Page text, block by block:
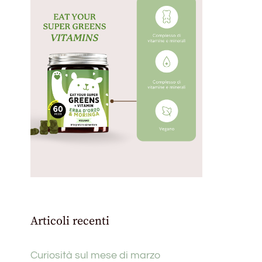
Articoli recenti
Curiosità sul mese di marzo